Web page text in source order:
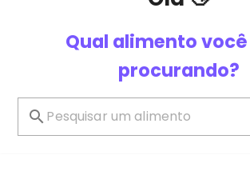
Qual alimento
procurando?